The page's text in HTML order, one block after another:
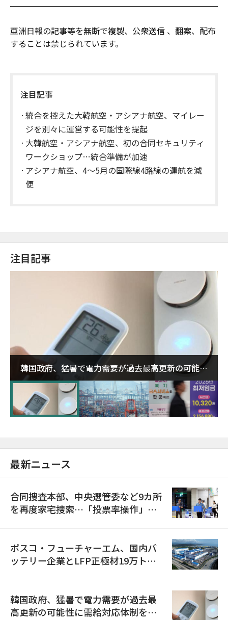
亜洲日報の記事等を無断で複製、公衆送信 、翻案、配布
することは禁じられています。
注目記事
統合を控えた大韓航空・アシアナ航空、マイレー
ジを別々に運営する可能性を提起
大韓航空・アシアナ航空、初の合同セキュリティ
ワークショップ…統合準備が加速
アシアナ航空、4〜5月の国際線4路線の運航を減
便
注目記事
韓国政府、猛暑で電力需要が過去最高更新の可能性
に需給対応体制を点検
最新ニュース
合同捜査本部、中央選管委など9カ所
を再度家宅捜索…「投票率操作」の
ポスコ・フューチャーエム、国内バ
ッテリー企業とLFP正極材19万トン
韓国政府、猛暑で電力需要が過去最
高更新の可能性に需給対応体制を点